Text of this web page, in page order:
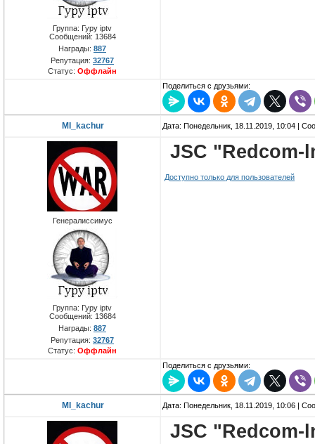
Группа: Гуру iptv
Сообщений: 13684
Награды: 887
Репутация: 32767
Статус: Оффлайн
Поделиться с друзьями:
MI_kachur Дата: Понедельник, 18.11.2019, 10:04 |
Генералиссимус
Группа: Гуру iptv
Сообщений: 13684
Награды: 887
Репутация: 32767
Статус: Оффлайн
JSC "Redcom-
Доступно только для пользователей
Поделиться с друзьями:
MI_kachur Дата: Понедельник, 18.11.2019, 10:06 |
JSC "Redcom-